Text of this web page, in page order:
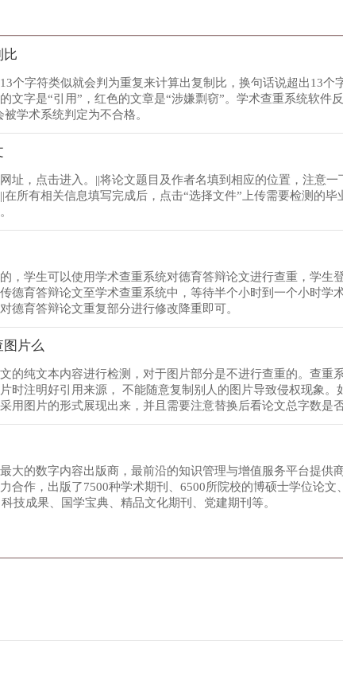
比
个字符类似就会判为重复来计算出复制比，换句话说超出13个
文字是“引用”，红色的文章是“涉嫌剽窃”。学术查重系统软件
学术系统判定为不合格。
址，点击进入。||将论文题目及作者名填到相应的位置，注意
所有相关信息填写完成后，点击“选择文件”上传需要检测的毕
，学生可以使用学术查重系统对德育答辩论文进行查重，学生
德育答辩论文至学术查重系统中，等待半个小时到一个小时学
德育答辩论文重复部分进行修改降重即可。
图片么
的纯文本内容进行检测，对于图片部分是不进行查重的。查重
时注明好引用来源， 不能随意复制别人的图片导致侵权现象。
用图片的形式展现出来，并且需要注意替换后看论文总字数是
大的数字内容出版商，最前沿的知识管理与增值服务平台提供
合作，出版了7500种学术期刊、6500所院校的博硕士学位论文
技成果、国学宝典、精品文化期刊、党建期刊等。